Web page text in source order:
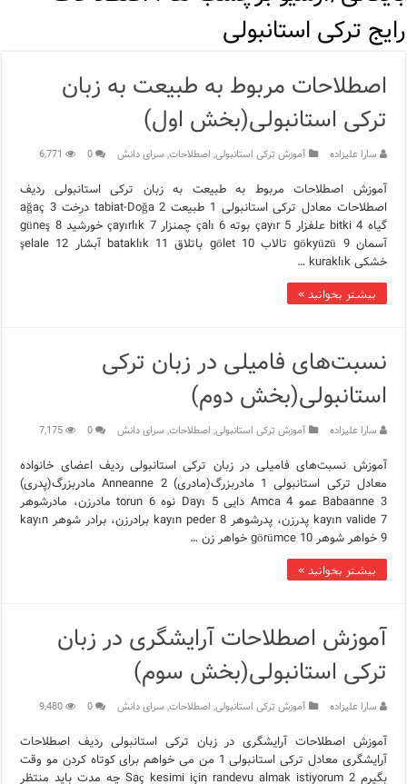
مرکز خرید پولات استانبول | تجربه‌ای متفاوت از خرید و سبک
ویژگی‌های رفتاری و اجتماعی در زبان ترکی استانبولی
ویژگی‌های منفی شخصیت در زبان ترکی استانبولی
موزه افسانه‌های کارتال استانبول؛ سفری به دنیای قصه‌ها در
موزه ساعت کاخ توپکاپی استانبول
اجاره خانه در استانبول چگونه است؟ راهنمای کامل در سال 2026
رایج ترکی استانبولی
اصطلاحات مربوط به طبیعت به زبان
ترکی استانبولی(بخش اول)
سارا علیزاده آموزش ترکی استانبولی, اصطلاحات, سرای دانش 0
6,771
آموزش اصطلاحات مربوط به طبیعت به زبان ترکی استانبولی ردیف
اصطلاحات معادل ترکی استانبولی 1 طبیعت tabiat-Doğa 2 درخت ağaç 3
گیاه bitki 4 علفزار çayır 5 بوته çalı 6 چمنزار çayırlık 7 خورشید güneş 8
آسمان gökyüzü 9 تالاب gölet 10 باتلاق bataklık 11 آبشار şelale 12
خشکی kuraklık …
بیشتر بخوانید »
نسبت‌های فامیلی در زبان ترکی
استانبولی(بخش دوم)
سارا علیزاده آموزش ترکی استانبولی, اصطلاحات, سرای دانش 0
7,175
آموزش نسبت‌های فامیلی در زبان ترکی استانبولی ردیف اعضای خانواده
معادل ترکی استانبولی 1 مادربزرگ(مادری) Anneanne 2 مادربزرگ(پدری)
Babaanne 3 عمو Amca 4 دایی Dayı 5 نوه torun 6 مادرزن، مادرشوهر
kayın valide 7 پدرزن، پدرشوهر kayın peder 8 برادرزن، برادر شوهر kayın
9 خواهر شوهر görümce 10 خواهر زن …
بیشتر بخوانید »
آموزش اصطلاحات آرایشگری در زبان
ترکی استانبولی(بخش سوم)
سارا علیزاده آموزش ترکی استانبولی, اصطلاحات, سرای دانش 0
9,480
آموزش اصطلاحات آرایشگری در زبان ترکی استانبولی ردیف اصطلاحات
آرایشگری معادل ترکی استانبولی 1 من می خواهم برای کوتاه کردن مو وقت
بگیرم Saç kesimi için randevu almak istiyorum 2 چه مدت باید منتظر